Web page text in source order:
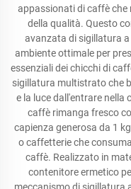
appassionati di caffè che
della qualità. Questo
avanzata di sigillatura
ambiente ottimale per
essenziali dei chicchi di
sigillatura multistrato che
e la luce dall'entrare nella
caffè rimanga fresco
capienza generosa da 1
o caffetterie che
caffè. Realizzato in
contenitore ermetico